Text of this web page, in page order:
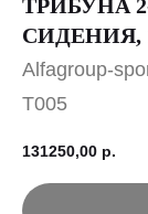
ТРИБУНА
СИДЕНИЯ,
Alfagroup-
T005
131250,00 р.